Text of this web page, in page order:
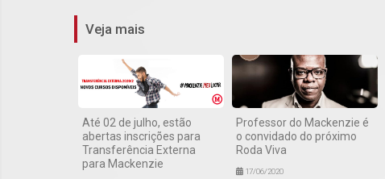
Veja mais
Até 02 de julho, estão
abertas inscrições para
Transferência Externa
para Mackenzie
Professor do Mackenzie é
o convidado do próximo
Roda Viva
17/06/2020